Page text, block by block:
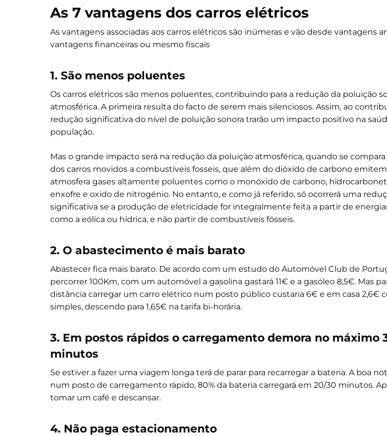
As 7 vantagens dos carros elétricos
As vantagens associadas aos carros elétricos são inúmeras e vão desde vantagens
vantagens financeiras ou mesmo fiscais
1. São menos poluentes
Os carros elétricos são menos poluentes, contribuindo para a redução da poluição
atmosférica. A primeira resulta do facto de serem mais silenciosos. Assim, ao
redução significativa do nível de poluição sonora trarão um impacto positivo na
população.
Mas o grande impacto será na redução da poluição atmosférica, quando se compara
dos carros movidos a combustíveis fosseis, que além do dióxido de carbono
atmosfera gases altamente poluentes como o monóxido de carbono,
enxofre e oxido de nitrogénio. No entanto, e como já referido, só ocorrerá uma
significativa se a produção de eletricidade for integralmente feita a partir de
como a eólica ou hídrica, e não partir de combustíveis fósseis.
2. O abastecimento é mais barato
Abastecer fica mais barato. De acordo com um estudo do Automóvel Club de
percorrer 100Km, com um automóvel a gasolina gastará 11€ e a gasóleo 8,5€. Mas
distância carregar um carro elétrico num posto público custaria 6€ e em casa 2,6€
simples, descendo para 1,65€ na tarifa bi-horária.
3. Em postos rápidos o carregamento demora no máximo
minutos
Se estiver a fazer uma viagem longa terá de parar para recarregar a bateria. A boa
num posto de carregamento rápido, 80% da bateria carregará em 20/30 minutos.
tomar um café e descansar.
4. Não paga estacionamento